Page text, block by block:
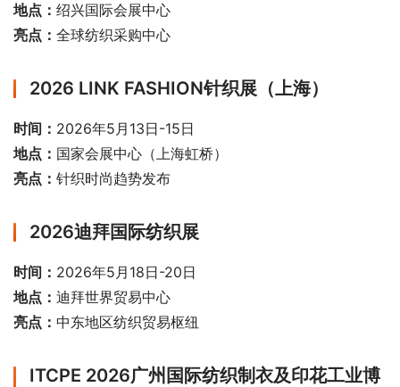
地点： 绍兴国际会展中心
亮点： 全球纺织采购中心
2026 LINK FASHION针织展（上海）
时间： 2026年5月13日-15日
地点： 国家会展中心（上海虹桥）
亮点： 针织时尚趋势发布
2026迪拜国际纺织展
时间： 2026年5月18日-20日
地点： 迪拜世界贸易中心
亮点： 中东地区纺织贸易枢纽
ITCPE 2026广州国际纺织制衣及印花工业博